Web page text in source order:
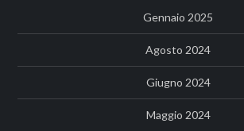
Gennaio 2025
Agosto 2024
Giugno 2024
Maggio 2024